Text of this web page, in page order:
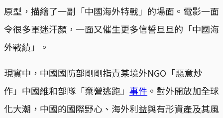
原型，描繪了一副「中國海外特戰」的場面。電影一面
令很多軍迷汗顏，一面又催生更多信誓旦旦的「中國海
外戰績」。
現實中，中國國防部剛剛指責某境外NGO「惡意炒
作」中國維和部隊「棄營逃跑」 事件 。對外開放加全球
化大潮，中國的國際野心、海外利益與有形資產及其風